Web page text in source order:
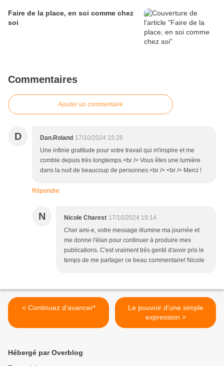
Faire de la place, en soi comme chez
soi
Commentaires
Ajouter un commentaire
D Dan.Roland 17/10/2024 15:26
Une infinie gratitude pour votre travail qui m'inspire et me
comble depuis très longtemps.<br /> Vous êtes une lumière
dans la nuit de beaucoup de personnes.<br /> <br /> Merci !
Répondre
N Nicole Charest 17/10/2024 19:14
Cher ami-e, votre message illumine ma journée et
me donne l'élan pour continuer à produire mes
publications. C'est vraiment très gentil d'avoir pris le
temps de me partager ce beau commentaire! Nicole
< Continuez d'avancer*
Le pouvoir d'une simple
expression >
Hébergé par Overblog